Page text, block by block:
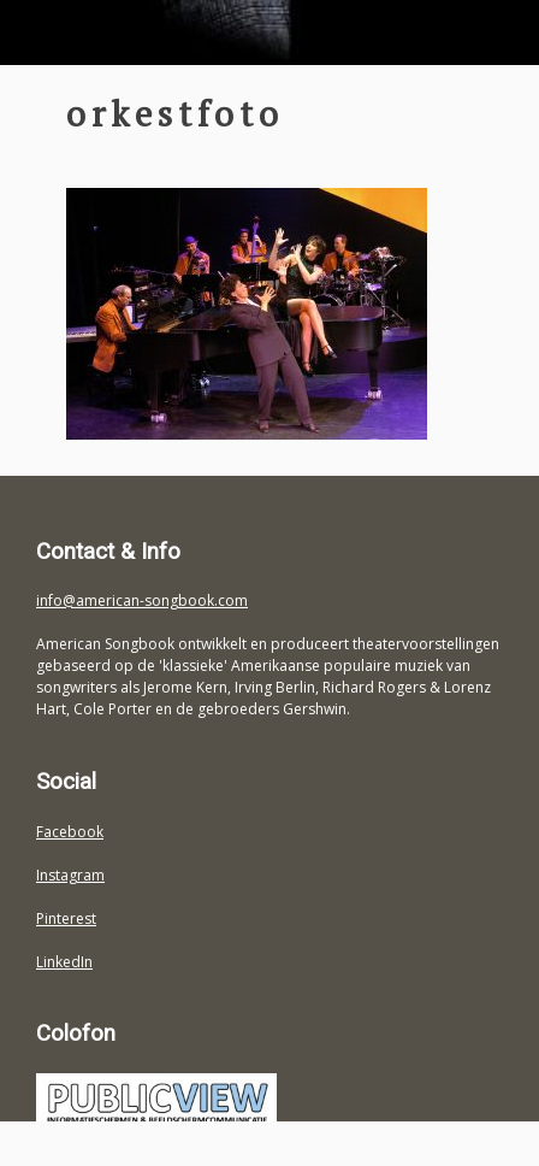
orkestfoto
Contact & Info
info@american-songbook.com
American Songbook ontwikkelt en produceert theatervoorstellingen
gebaseerd op de 'klassieke' Amerikaanse populaire muziek van
songwriters als Jerome Kern, Irving Berlin, Richard Rogers & Lorenz
Hart, Cole Porter en de gebroeders Gershwin.
Social
Facebook
Instagram
Pinterest
LinkedIn
Colofon